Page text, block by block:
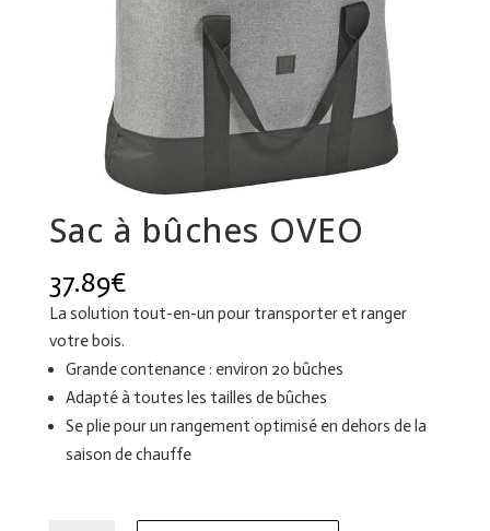
Sac à bûches OVEO
37.89€
La solution tout-en-un pour transporter et ranger
votre bois.
Grande contenance : environ 20 bûches
Adapté à toutes les tailles de bûches
Se plie pour un rangement optimisé en dehors de la
saison de chauffe